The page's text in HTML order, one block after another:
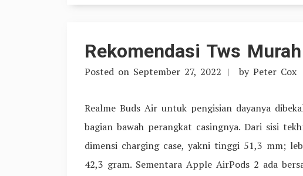
Rekomendasi Tws
Posted on September 27, 2022 by Peter Cox
Realme Buds Air untuk pengisian dayanya
bagian bawah perangkat casingnya. Dari sisi
dimensi charging case, yakni tinggi 51,3 mm;
42,3 gram. Sementara Apple AirPods 2 ada